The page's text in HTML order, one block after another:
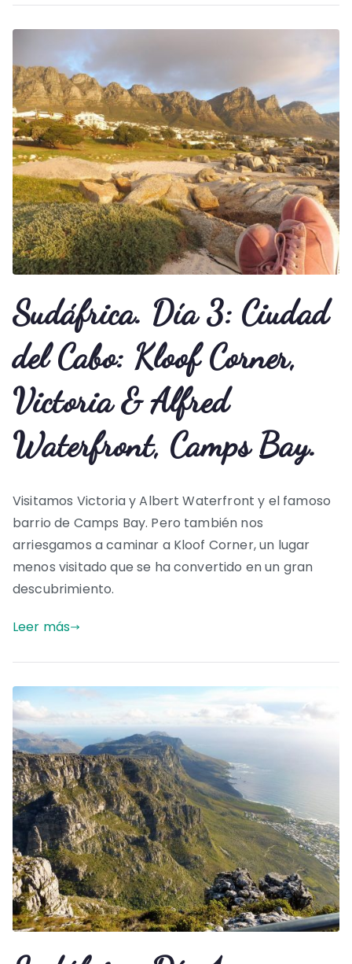
Sudáfrica. Día 3: Ciudad
del Cabo: Kloof Corner,
Victoria & Alfred
Waterfront, Camps Bay.
Visitamos Victoria y Albert Waterfront y el famoso
barrio de Camps Bay. Pero también nos
arriesgamos a caminar a Kloof Corner, un lugar
menos visitado que se ha convertido en un gran
descubrimiento.
Leer más